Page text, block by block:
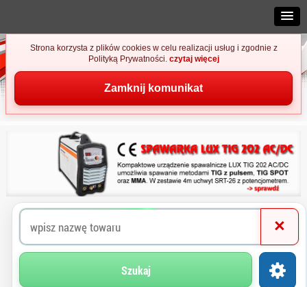
Strona korzysta z plików cookies w celu realizacji usług i zgodnie z
Polityką Prywatności. czytaj więcej
Zamknij komunikat
Szukaj
×